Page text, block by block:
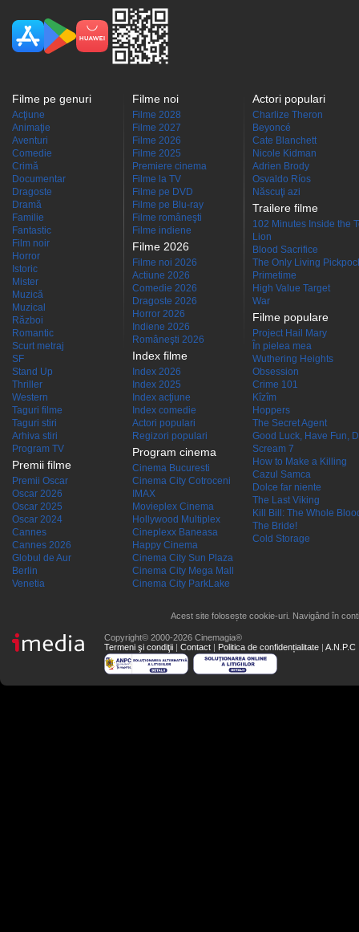
Filme pe genuri
Acţiune
Animaţie
Aventuri
Comedie
Crimă
Documentar
Dragoste
Dramă
Familie
Fantastic
Film noir
Horror
Istoric
Mister
Muzică
Muzical
Război
Romantic
Scurt metraj
SF
Stand Up
Thriller
Western
Taguri filme
Taguri stiri
Arhiva stiri
Program TV
Premii filme
Premii Oscar
Oscar 2026
Oscar 2025
Oscar 2024
Cannes
Cannes 2026
Globul de Aur
Berlin
Venetia
Filme noi
Filme 2028
Filme 2027
Filme 2026
Filme 2025
Premiere cinema
Filme la TV
Filme pe DVD
Filme pe Blu-ray
Filme româneşti
Filme indiene
Filme 2026
Filme noi 2026
Actiune 2026
Comedie 2026
Dragoste 2026
Horror 2026
Indiene 2026
Româneşti 2026
Index filme
Index 2026
Index 2025
Index acţiune
Index comedie
Actori populari
Regizori populari
Program cinema
Cinema Bucuresti
Cinema City Cotroceni
IMAX
Movieplex Cinema
Hollywood Multiplex
Cineplexx Baneasa
Happy Cinema
Cinema City Sun Plaza
Cinema City Mega Mall
Cinema City ParkLake
Actori populari
Charlize Theron
Beyoncé
Cate Blanchett
Nicole Kidman
Adrien Brody
Osvaldo Ríos
Născuţi azi
Trailere filme
102 Minutes Inside the
Lion
Blood Sacrifice
The Only Living
Primetime
High Value Target
War
Filme populare
Project Hail Mary
În pielea mea
Wuthering Heights
Obsession
Crime 101
Kîzîm
Hoppers
The Secret Agent
Good Luck, Have Fun,
Scream 7
How to Make a Killing
Cazul Samca
Dolce far niente
The Last Viking
Kill Bill: The Whole
The Bride!
Cold Storage
Acest site folosește cookie-uri. Navigând în
Copyright© 2000-2026 Cinemagia®
Termeni şi condiţii | Contact | Politica de confidențialitate | A.N.P.C